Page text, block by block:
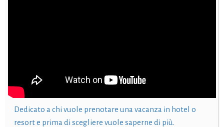
Dedicato a chi vuole prenotare una vacanza in hotel o
resort e prima di scegliere vuole saperne di più.